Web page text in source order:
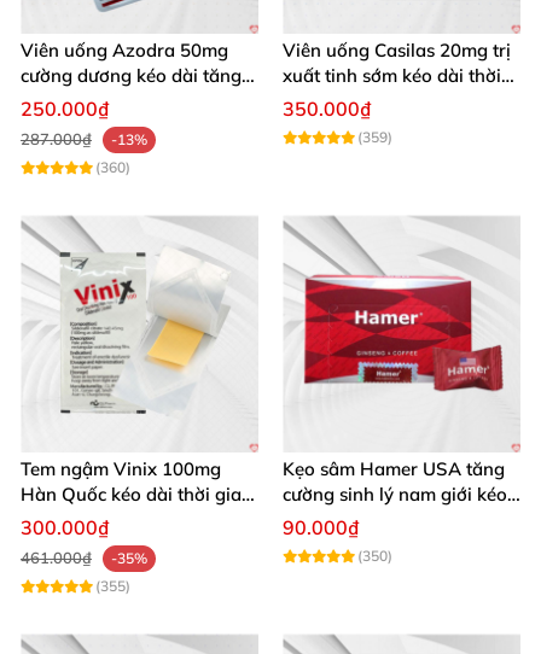
Viên uống Azodra 50mg
cường dương kéo dài tăng
sinh lý nam
250.000₫
287.000₫
-13%
(360)
Viên uống Casilas 20mg trị
xuất tinh sớm kéo dài thời
gian quan hệ
350.000₫
(359)
Tem ngậm Vinix 100mg
Hàn Quốc kéo dài thời gian
quan hệ nam giới
300.000₫
461.000₫
-35%
(355)
Kẹo sâm Hamer USA tăng
cường sinh lý nam giới kéo
dài
90.000₫
(350)